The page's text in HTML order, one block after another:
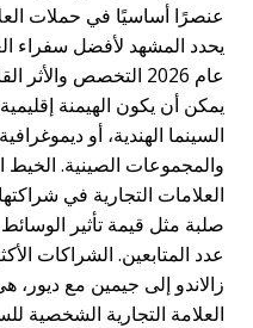
عنصرًا أساسيًا في حملات
يحدد المشهد لأفضل سفراء
عام 2026 التخصص
يمكن أن يكون الهيمنة
والمجموعات الصينية. الخيط
العلامات التجارية في
صلبة مثل قيمة تأثير
عدد المتابعين. الشراكات
زالاندو إلى جيمين مع ديور،
العلامة التجارية الشخصية